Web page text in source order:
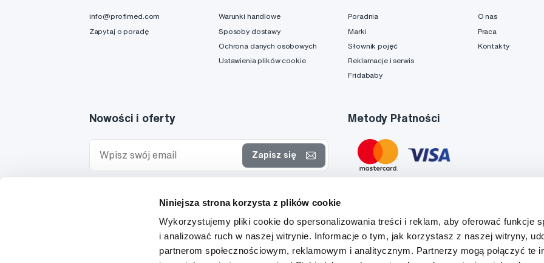
Niniejsza strona korzysta z plików cookie
Wykorzystujemy pliki cookie do spersonalizowania treści i reklam, aby oferować funkcje
i analizować ruch w naszej witrynie. Informacje o tym, jak korzystasz z naszej witryny,
partnerom społecznościowym, reklamowym i analitycznym. Partnerzy mogą połączyć te
info@profimed.com
Zapytaj o poradę
Warunki handlowe
Sposoby dostawy
Ochrona danych osobowych
Ustawienia plików cookie
Poradnia
Marki
Słownik pojęć
Reklamacje i serwis
Fridababy
O nas
Praca
Kontakty
Nowości i oferty
Zapisz się
specjalnych i wyrażam zgodę naprzetwarzanie danych
w tym celu.
Metody Płatności